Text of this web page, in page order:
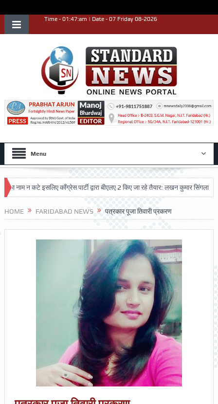
Time - 01:47:am | Date - 07 Friday 08-2026
Menu
न कटे इसलिए काँग्रेस पार्टी द्वारा बीएलए 2 किए जा रहे तैयार: लखन कुमार सिंगला
HOME FARIDABAD NEWS पत्रकार पूजा तिवारी प्रकरण